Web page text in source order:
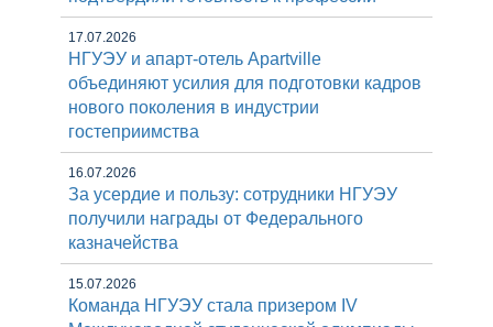
17.07.2026
НГУЭУ и апарт-отель Apartville
объединяют усилия для подготовки кадров
нового поколения в индустрии
гостеприимства
16.07.2026
За усердие и пользу: сотрудники НГУЭУ
получили награды от Федерального
казначейства
15.07.2026
Команда НГУЭУ стала призером IV